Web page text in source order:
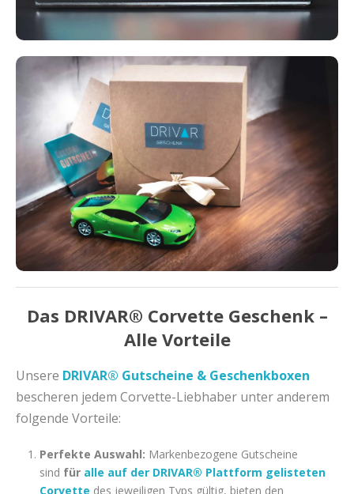
Das DRIVAR® Corvette Geschenk –
Alle Vorteile
Unsere DRIVAR® Gutscheine & Geschenkboxen
bescheren jedem Corvette-Liebhaber unter anderem
folgende Vorteile:
Perfekte Auswahl: Markenbezogene Gutscheine
sind für alle auf der DRIVAR® Plattform gelisteten
Corvette des jeweiligen Typs gültig, bieten den